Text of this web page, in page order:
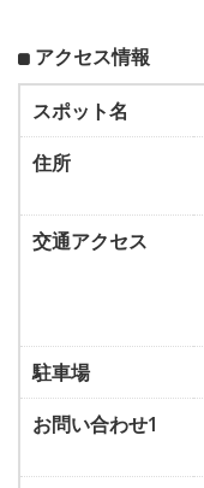
アクセス情報
スポット名
住所
交通アクセス
駐車場
お問い合わせ1